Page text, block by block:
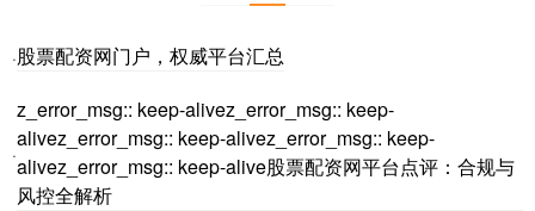
·股票配资网门户，权威平台汇总
·
z_error_msg:: keep-alivez_error_msg:: keep-
alivez_error_msg:: keep-alivez_error_msg:: keep-
alivez_error_msg:: keep-alive股票配资网平台点评：合规与
风控全解析